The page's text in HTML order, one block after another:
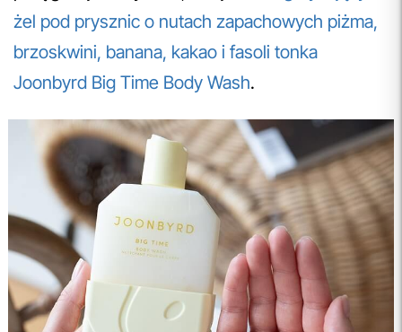
żel pod prysznic o nutach zapachowych piżma,
brzoskwini, banana, kakao i fasoli tonka
Joonbyrd Big Time Body Wash.